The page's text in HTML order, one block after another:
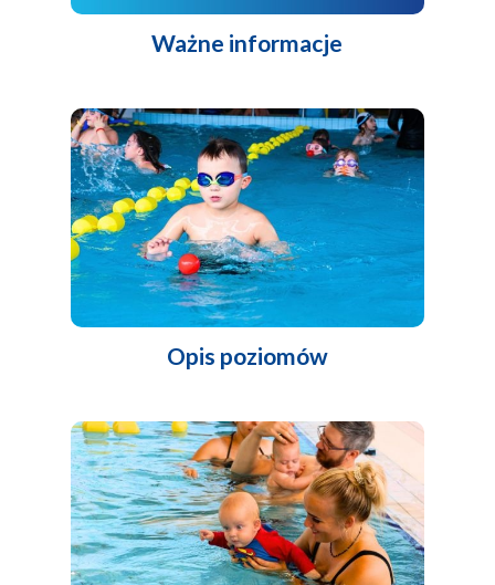
Ważne informacje
Opis poziomów